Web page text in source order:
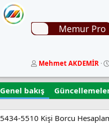
Memur Pro
Y
z
a
r
Mehmet AKDEMİR
Genel bakış
5434-5510 Kişi Borcu